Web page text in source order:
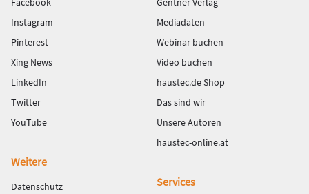
Instagram
Pinterest
Xing News
LinkedIn
Twitter
YouTube
Mediadaten
Webinar buchen
Video buchen
haustec.de Shop
Das sind wir
Unsere Autoren
haustec-online.at
Weitere
Datenschutz
Services